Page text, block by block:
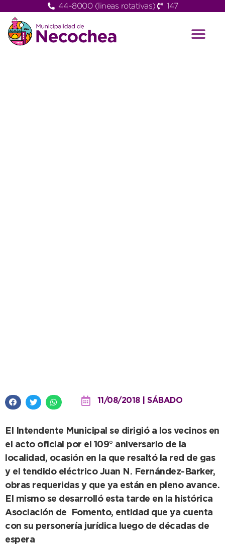
44-8000 (lineas rotativas) 147
11/08/2018 | SÁBADO
El Intendente Municipal se dirigió a los vecinos en
el acto oficial por el 109° aniversario de la
localidad, ocasión en la que resaltó la red de gas
y el tendido eléctrico Juan N. Fernández-Barker,
obras requeridas y que ya están en pleno avance.
El mismo se desarrolló esta tarde en la histórica
Asociación de Fomento, entidad que ya cuenta
con su personería jurídica luego de décadas de
espera